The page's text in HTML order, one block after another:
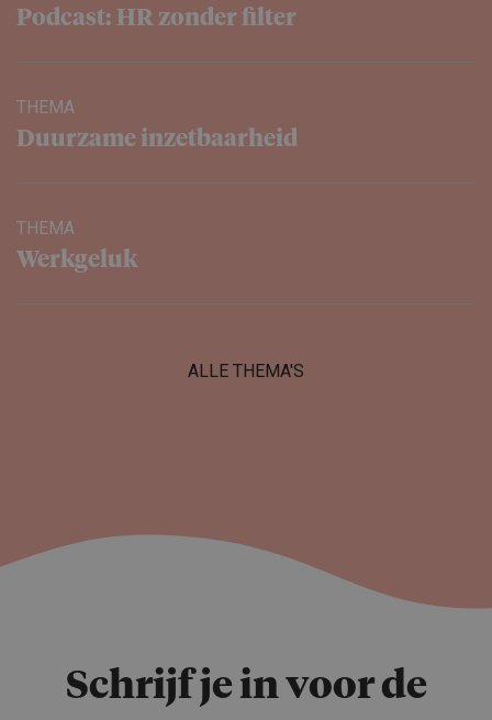
Podcast: HR zonder filter
THEMA
Duurzame inzetbaar­heid
THEMA
Werkgeluk
ALLE THEMA'S
Schrijf je in voor de